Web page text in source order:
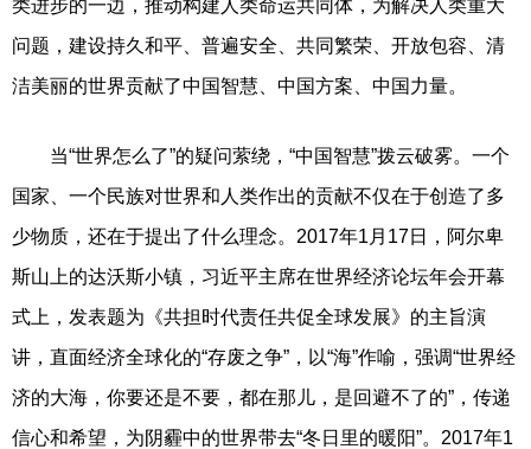
类进步的一边，推动构建人类命运共同体，为解决人类重大
问题，建设持久和平、普遍安全、共同繁荣、开放包容、清
洁美丽的世界贡献了中国智慧、中国方案、中国力量。
当“世界怎么了”的疑问萦绕，“中国智慧”拨云破雾。一个
国家、一个民族对世界和人类作出的贡献不仅在于创造了多
少物质，还在于提出了什么理念。2017年1月17日，阿尔卑
斯山上的达沃斯小镇，习近平主席在世界经济论坛年会开幕
式上，发表题为《共担时代责任共促全球发展》的主旨演
讲，直面经济全球化的“存废之争”，以“海”作喻，强调“世界经
济的大海，你要还是不要，都在那儿，是回避不了的”，传递
信心和希望，为阴霾中的世界带去“冬日里的暖阳”。2017年1